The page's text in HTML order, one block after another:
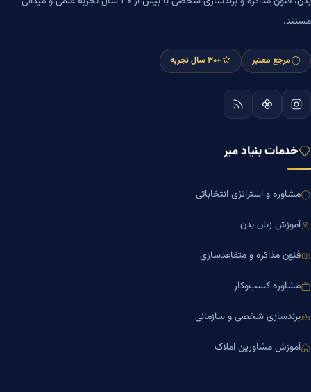
مستند.
مرجع معتبر +۳۰ سال تجربه
خدمات بنیاد میر
مشاوره و استراتژی انتخاباتی
آموزش زبان بدن
فنون مذاکره و متقاعدسازی
مشاوره کسب‌وکار
برندسازی شخصی و سازمانی
آموزش مشاورین املاک